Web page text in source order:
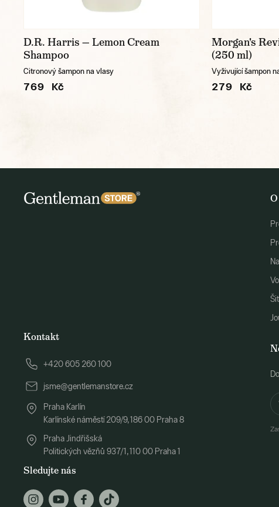
D.R. Harris — Lemon Cream
Shampoo
Citronový šampon na vlasy
769 Kč
Morgan's
(250 ml)
Vyživující šampon
279 Kč
Kontakt
+420 605 260 100
jsme@gentlemanstore.cz
Praha Karlín
Karlínské náměstí 209/9, 186 00 Praha 8
Praha Jindřišská
Politických vězňů 937/1, 110 00 Praha 1
Sledujte nás